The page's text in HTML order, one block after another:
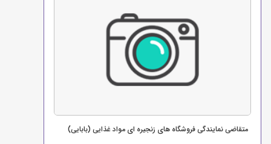
متقاضی نمایندگی فروشگاه های زنجیره ای مواد غذایی (بابایی)